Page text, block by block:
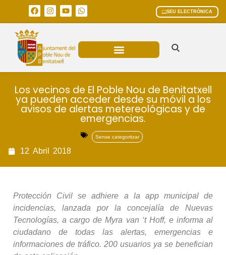
SEU ELECTRÒNICA
Los vecinos de El Poble Nou de Benitatxell
ya pueden acceder desde su móvil a los
avisos de alertas metereológicas y de
emergencias.
Sense categoritzar
12 Abril 2018
Protección Civil se adhiere a la app municipal de
incidencias, lanzada por la concejalía de Nuevas
Tecnologías, a cargo de Myra van ‘t Hoff, e informa al
ciudadano de todas las alertas, emergencias e
informaciones de tráfico. 200 usuarios ya se benefician